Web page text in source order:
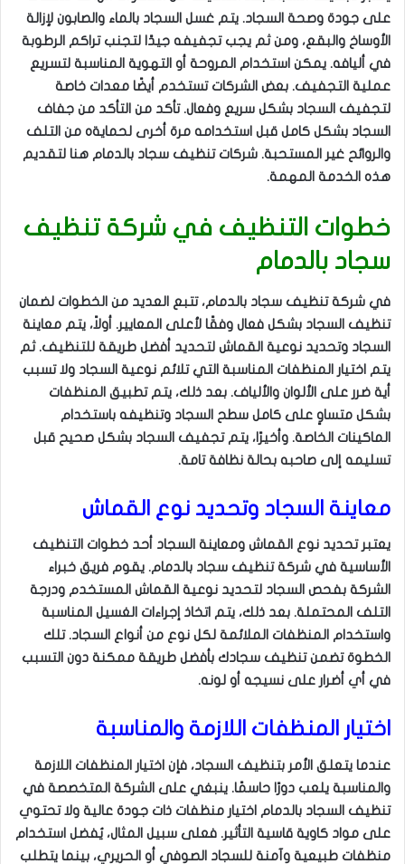
على جودة وصحة السجاد. يتم غسل السجاد بالماء والصابون لإزالة
الأوساخ والبقع، ومن ثم يجب تجفيفه جيدًا لتجنب تراكم الرطوبة
في أليافه. يمكن استخدام المروحة أو التهوية المناسبة لتسريع
عملية التجفيف. بعض الشركات تستخدم أيضًا معدات خاصة
لتجفيف السجاد بشكل سريع وفعال. تأكد من التأكد من جفاف
السجاد بشكل كامل قبل استخدامه مرة أخرى لحمايةه من التلف
والروائح غير المستحبة. شركات تنظيف سجاد بالدمام هنا لتقديم
هذه الخدمة المهمة.
خطوات التنظيف في شركة تنظيف
سجاد بالدمام
في شركة تنظيف سجاد بالدمام، تتبع العديد من الخطوات لضمان
تنظيف السجاد بشكل فعال وفقًا لأعلى المعايير. أولاً، يتم معاينة
السجاد وتحديد نوعية القماش لتحديد أفضل طريقة للتنظيف. ثم
يتم اختيار المنظفات المناسبة التي تلائم نوعية السجاد ولا تسبب
أية ضرر على الألوان والألياف. بعد ذلك، يتم تطبيق المنظفات
بشكل متساوٍ على كامل سطح السجاد وتنظيفه باستخدام
الماكينات الخاصة. وأخيرًا، يتم تجفيف السجاد بشكل صحيح قبل
تسليمه إلى صاحبه بحالة نظافة تامة.
معاينة السجاد وتحديد نوع القماش
يعتبر تحديد نوع القماش ومعاينة السجاد أحد خطوات التنظيف
الأساسية في شركة تنظيف سجاد بالدمام. يقوم فريق خبراء
الشركة بفحص السجاد لتحديد نوعية القماش المستخدم ودرجة
التلف المحتملة. بعد ذلك، يتم اتخاذ إجراءات الغسيل المناسبة
واستخدام المنظفات الملائمة لكل نوع من أنواع السجاد. تلك
الخطوة تضمن تنظيف سجادك بأفضل طريقة ممكنة دون التسبب
في أي أضرار على نسيجه أو لونه.
اختيار المنظفات اللازمة والمناسبة
عندما يتعلق الأمر بتنظيف السجاد، فإن اختيار المنظفات اللازمة
والمناسبة يلعب دورًا حاسمًا. ينبغي على الشركة المتخصصة في
تنظيف السجاد بالدمام اختيار منظفات ذات جودة عالية ولا تحتوي
على مواد كاوية قاسية التأثير. فعلى سبيل المثال، يُفضل استخدام
منظفات طبيعية وآمنة للسجاد الصوفي أو الحريري، بينما يتطلب